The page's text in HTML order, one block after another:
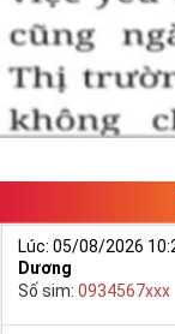
Lúc: 05/08/2026
Dương
Số sim: 0934567xxx